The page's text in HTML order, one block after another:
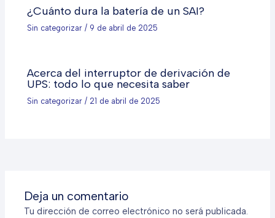
¿Cuánto dura la batería de un SAI?
Sin categorizar / 9 de abril de 2025
Acerca del interruptor de derivación de
UPS: todo lo que necesita saber
Sin categorizar / 21 de abril de 2025
Deja un comentario
Tu dirección de correo electrónico no será publicada.